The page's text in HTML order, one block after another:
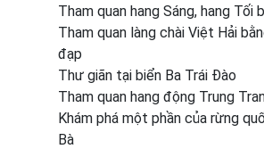
Tham quan hang Sáng, hang Tối
Tham quan làng chài Việt Hải
đạp
Thư giãn tại biển Ba Trái Đào
Tham quan hang động Trung
Khám phá một phần của rừng
Bà